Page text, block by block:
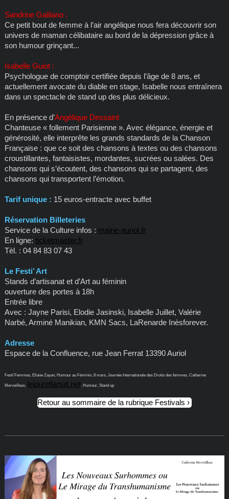
Sandrine Galliano :
Ce petit bout de femme à l’air angélique nous fera découvrir son
univers de maman célibataire au bord de la dépression grâce à
son humour grinçant...
Isabelle Guiot :
Psychologue de comptoir certifiée depuis l’âge de 8 ans, et
actuellement avocate du diable en stage, Isabelle nous entraînera
dans un spectacle de stand up des plus délicieux.
En présence d’Angélique Dessaint
Chanteuse « follement Parisienne ». Avec élégance, énergie et
générosité, elle interprête les grands standards de la Chanson
Française : que ce soit des chansons à textes ou des chansons
croustillantes, fantaisistes, mordantes, sucrées ou salées. Des
chansons qui s’écoutent, des chansons qui se partagent, des
chansons qui transportent l’émotion.
Tarif unique : 15 euros-entracte avec buffet
Réservation Billeteries
Service de la Culture infos : mairie-auriol.fr
En ligne: ticketmaster.fr
Tèl. : 04 84 83 07 43
Le Festi’ Art
Stands d’artisanat et d’Art au féminin
ouverture des portes à 18h
Entrée libre
Avec : Jayne Parisi, Elodie Jasinski, Isabelle Juillet, Valérie
Narbé, Arminé Manikian, KMN Sacs, LaRenarde Inèsforever.
Adresse
Espace de la Confluence, rue Jean Ferrat 13390 Auriol
Festi’Femmes, Eliane Zayan, Humour au Féminin, 8 mars, Journée Internationale des Droits des femmes, Catherine
Merveilleux, lejouretlanuit.net, Humour, Stand up
Retour au sommaire de la rubrique Festivals